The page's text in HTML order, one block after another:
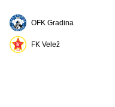
OFK Gradina
FK Velež